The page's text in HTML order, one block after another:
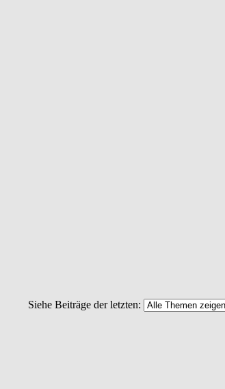
Siehe Beiträge der letzten: